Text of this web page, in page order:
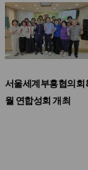
서울세계부흥협의회
월 연합성회 개최